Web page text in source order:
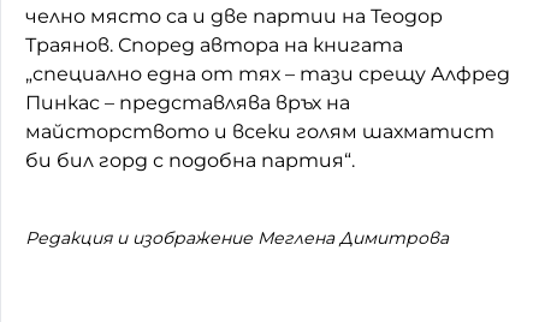
челно място са и две партии на Теодор
Траянов. Според автора на книгата
„специално една от тях – тази срещу Алфред
Пинкас – представлява връх на
майсторството и всеки голям шахматист
би бил горд с подобна партия“.
Редакция и изображение Меглена Димитрова